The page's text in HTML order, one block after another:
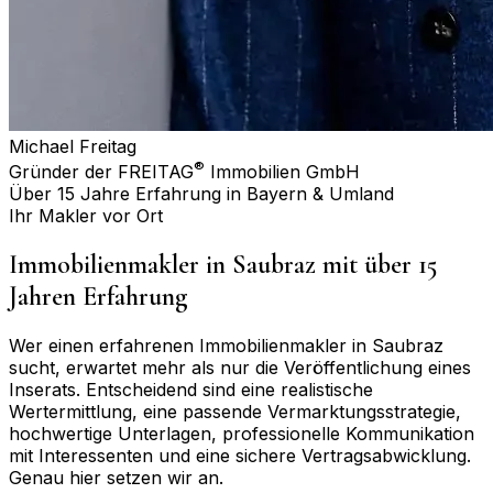
Michael Freitag
Gründer der FREITAG® Immobilien GmbH
Über 15 Jahre Erfahrung in Bayern & Umland
Ihr Makler vor Ort
Immobilienmakler in Saubraz mit über 15
Jahren Erfahrung
Wer einen erfahrenen Immobilienmakler in Saubraz
sucht, erwartet mehr als nur die Veröffentlichung eines
Inserats. Entscheidend sind eine realistische
Wertermittlung, eine passende Vermarktungsstrategie,
hochwertige Unterlagen, professionelle Kommunikation
mit Interessenten und eine sichere Vertragsabwicklung.
Genau hier setzen wir an.